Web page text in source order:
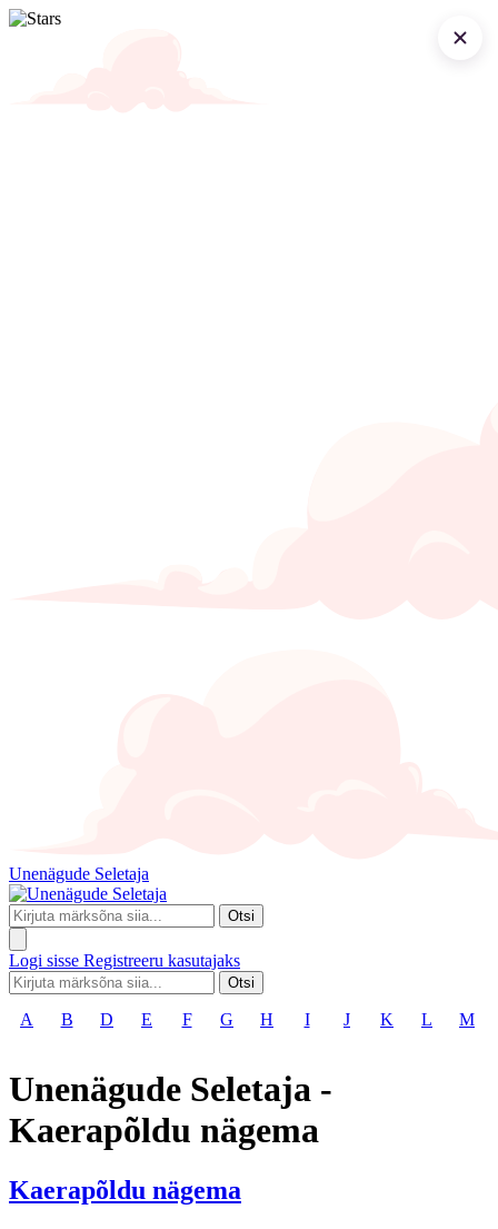
Unenägude Seletaja
Otsi
Logi sisse Registreeru kasutajaks
Otsi
A B D E F G H I J K L M
Unenägude Seletaja -
Kaerapõldu nägema
Kaerapõldu nägema